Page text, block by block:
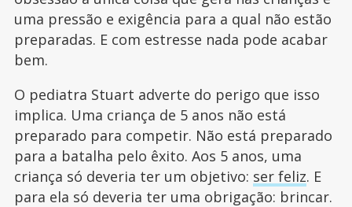
uma pressão e exigência para a qual não estão
preparadas. E com estresse nada pode acabar
bem.
O pediatra Stuart adverte do perigo que isso
implica. Uma criança de 5 anos não está
preparado para competir. Não está preparado
para a batalha pelo êxito. Aos 5 anos, uma
criança só deveria ter um objetivo: ser feliz. E
para ela só deveria ter uma obrigação: brincar.